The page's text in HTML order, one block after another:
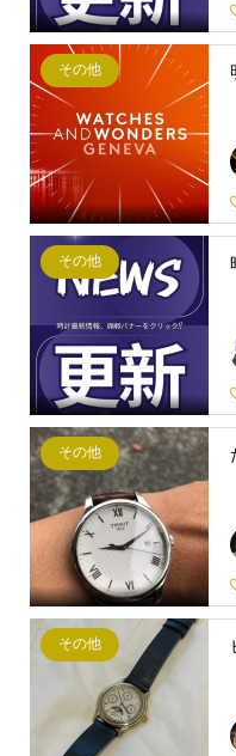
その他
その他
その他
その他